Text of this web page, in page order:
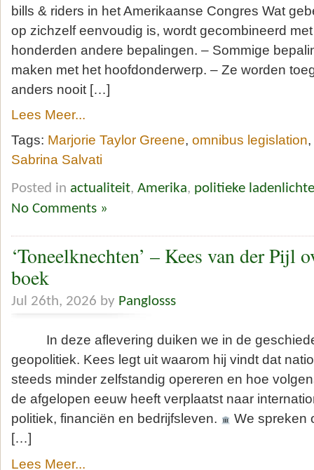
bills & riders in het Amerikaanse Congres Wat
op zichzelf eenvoudig is, wordt gecombineerd
honderden andere bepalingen. – Sommige
maken met het hoofdonderwerp. – Ze worden
anders nooit […]
Lees Meer...
Tags: Marjorie Taylor Greene, omnibus legislation,
Sabrina Salvati
Posted in actualiteit, Amerika, politieke
No Comments »
‘Toneelknechten’ – Kees van der Pijl
boek
Jul 26th, 2026 by Panglosss
In deze aflevering duiken we in de
geopolitiek. Kees legt uit waarom hij vindt dat
steeds minder zelfstandig opereren en hoe
de afgelopen eeuw heeft verplaatst naar
politiek, financiën en bedrijfsleven.
We spreken
[…]
Lees Meer...